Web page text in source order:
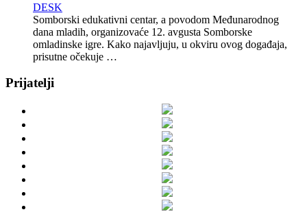
DESK
Somborski edukativni centar, a povodom Međunarodnog
dana mladih, organizovaće 12. avgusta Somborske
omladinske igre. Kako najavljuju, u okviru ovog događaja,
prisutne očekuje …
Prijatelji